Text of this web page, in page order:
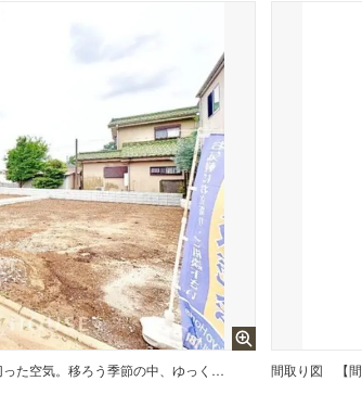
【そよぐ風、緑の香り】澄み切った空気。移ろう季節の中、ゆっくりと流れる時間を、大切な人と愛でる至福。幸せを噛みしめる穏やかな生活。 間取り図 【